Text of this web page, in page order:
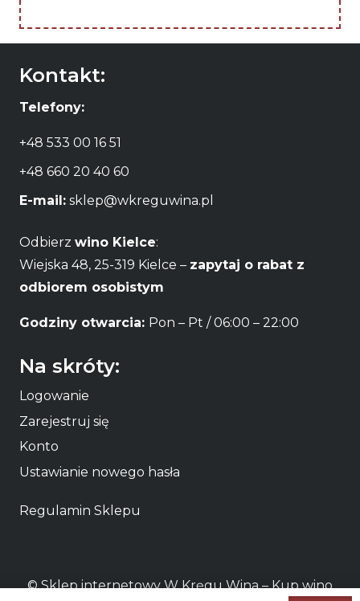
Kontakt:
Telefony:
+48 533 00 16 51
+48 660 20 40 60
E-mail: sklep@wkreguwina.pl
Odbierz wino Kielce:
Wiejska 48, 25-319 Kielce – zapytaj o rabat z
odbiorem osobistym
Godziny otwarcia: Pon – Pt / 06:00 – 22:00
Na skróty:
Logowanie
Zarejestruj się
Konto
Ustawianie nowego hasła
Regulamin Sklepu
© Sklep internetowy W Kręgu Wina – Kupwino